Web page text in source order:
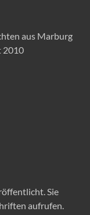
aus Marburg
2010
Sie
aufrufen.